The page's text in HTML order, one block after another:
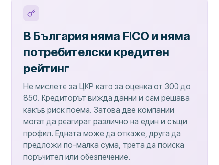
В България няма FICO и няма
потребителски кредитен
рейтинг
Не мислете за ЦКР като за оценка от 300 до
850. Кредиторът вижда данни и сам решава
какъв риск поема. Затова две компании
могат да реагират различно на един и същи
профил. Едната може да откаже, друга да
предложи по-малка сума, трета да поиска
поръчител или обезпечение.